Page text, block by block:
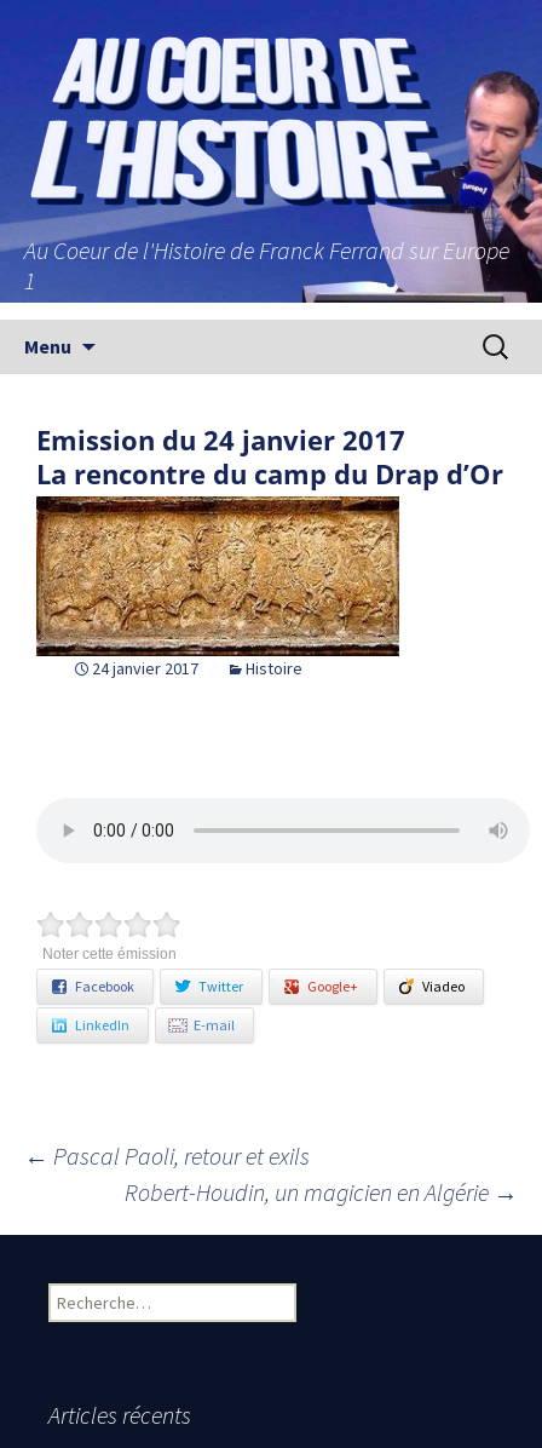
Au Coeur de l'Histoire de Franck Ferrand sur Europe
1
Menu
Emission du 24 janvier 2017
La rencontre du camp du Drap d’Or
24 janvier 2017 Histoire
Noter cette émission
Facebook Twitter Google+ Viadeo
LinkedIn E-mail
Navigation des articles
← Pascal Paoli, retour et exils
Robert-Houdin, un magicien en Algérie →
Rechercher :
Articles récents